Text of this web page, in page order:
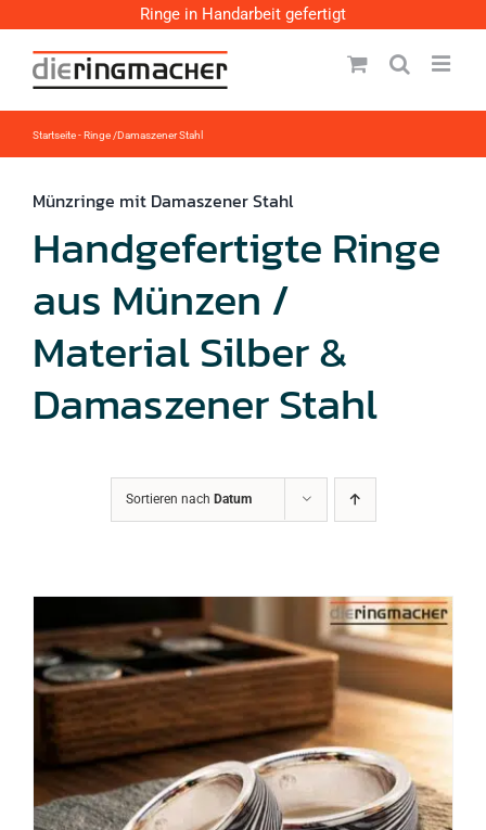
Ringe in Handarbeit gefertigt
Inhalt
springen
Startseite-Ringe /Damaszener Stahl
Münzringe mit Damaszener Stahl
Handgefertigte Ringe
aus Münzen /
Material Silber &
Damaszener Stahl
Sortieren nach Datum